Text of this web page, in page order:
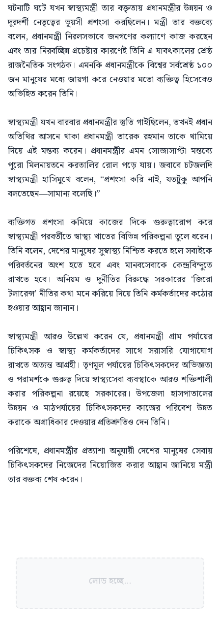
ঘটনাটি ঘটে যখন স্বাস্থ্যমন্ত্রী তার বক্তৃতায় প্রধানমন্ত্রীর উন্নয়ন ও
দূরদর্শী নেতৃত্বের ভূয়সী প্রশংসা করছিলেন। মন্ত্রী তার বক্তব্যে
বলেন, প্রধানমন্ত্রী নিরলসভাবে জনগণের কল্যাণে কাজ করছেন
এবং তার নিরবচ্ছিন্ন প্রচেষ্টার কারণেই তিনি এ যাবৎকালের শ্রেষ্ঠ
রাজনৈতিক সংগঠক। এমনকি প্রধানমন্ত্রীকে বিশ্বের সর্বশ্রেষ্ঠ ১০০
জন মানুষের মধ্যে জায়গা করে নেওয়ার মতো ব্যক্তিত্ব হিসেবেও
অভিহিত করেন তিনি।
স্বাস্থ্যমন্ত্রী যখন বারবার প্রধানমন্ত্রীর স্তুতি গাইছিলেন, তখনই প্রধান
অতিথির আসনে থাকা প্রধানমন্ত্রী তারেক রহমান তাকে থামিয়ে
দিয়ে এই মন্তব্য করেন। প্রধানমন্ত্রীর এমন সোজাসাপ্টা মন্তব্যে
পুরো মিলনায়তনে করতালির রোল পড়ে যায়। জবাবে চটজলদি
স্বাস্থ্যমন্ত্রী হাসিমুখে বলেন, “প্রশংসা করি নাই, যতটুকু আপনি
বলতেছেন—সামান্য বলেছি।”
ব্যক্তিগত প্রশংসা কমিয়ে কাজের দিকে গুরুত্বারোপ করে
স্বাস্থ্যমন্ত্রী পরবর্তীতে স্বাস্থ্য খাতের বিভিন্ন পরিকল্পনা তুলে ধরেন।
তিনি বলেন, দেশের মানুষের সুস্বাস্থ্য নিশ্চিত করতে হলে সবাইকে
পরিবর্তনের অংশ হতে হবে এবং মানবসেবাকে কেন্দ্রবিন্দুতে
রাখতে হবে। অনিয়ম ও দুর্নীতির বিরুদ্ধে সরকারের ‘জিরো
টলারেন্স’ নীতির কথা মনে করিয়ে দিয়ে তিনি কর্মকর্তাদের কঠোর
হওয়ার আহ্বান জানান।
স্বাস্থ্যমন্ত্রী আরও উল্লেখ করেন যে, প্রধানমন্ত্রী গ্রাম পর্যায়ের
চিকিৎসক ও স্বাস্থ্য কর্মকর্তাদের সাথে সরাসরি যোগাযোগ
রাখতে অত্যন্ত আগ্রহী। তৃণমূল পর্যায়ের চিকিৎসকদের অভিজ্ঞতা
ও পরামর্শকে গুরুত্ব দিয়ে স্বাস্থ্যসেবা ব্যবস্থাকে আরও শক্তিশালী
করার পরিকল্পনা রয়েছে সরকারের। উপজেলা হাসপাতালের
উন্নয়ন ও মাঠপর্যায়ের চিকিৎসকদের কাজের পরিবেশ উন্নত
করাকে অগ্রাধিকার দেওয়ার প্রতিশ্রুতিও দেন তিনি।
পরিশেষে, প্রধানমন্ত্রীর প্রত্যাশা অনুযায়ী দেশের মানুষের সেবায়
চিকিৎসকদের নিজেদের নিয়োজিত করার আহ্বান জানিয়ে মন্ত্রী
তার বক্তব্য শেষ করেন।
লোড হচ্ছে...